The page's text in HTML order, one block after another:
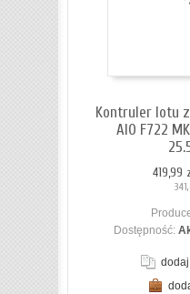
Kontruler lotu z
AIO F722
419,99
Dostępność: